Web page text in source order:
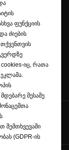
გამოიწერეთ
სიახლეები
ფუნქციის
ძიების
cookies-იც, რათა
მესამე
შემთხვევაში
(GDPR-ის